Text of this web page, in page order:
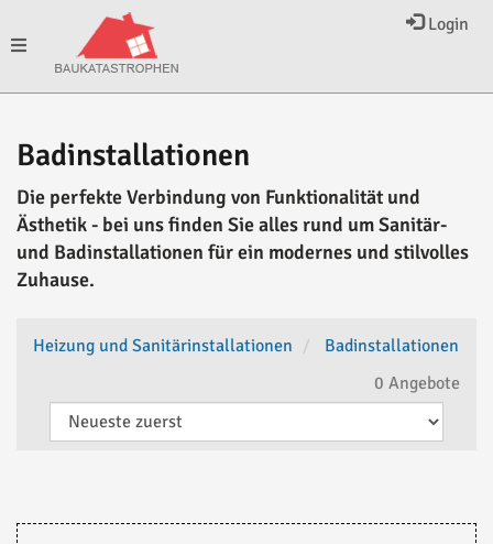
Login
Toggle
navigation
Badinstallationen
Die perfekte Verbindung von Funktionalität und
Ästhetik - bei uns finden Sie alles rund um Sanitär-
und Badinstallationen für ein modernes und stilvolles
Zuhause.
Heizung und Sanitärinstallationen
Badinstallationen
0 Angebote